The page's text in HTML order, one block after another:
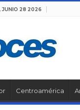
JUNIO 28 2026
Centroamérica